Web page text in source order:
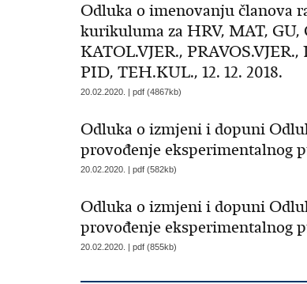
Odluka o imenovanju članova
kurikuluma za HRV, MAT,
KATOL.VJER.,
PID, TEH.KUL., 12. 12. 2018.
20.02.2020. | pdf (4867kb)
Odluka o izmjeni i dopuni
provođenje eksperimentalnog
20.02.2020. | pdf (582kb)
Odluka o izmjeni i dopuni
provođenje eksperimentalnog
20.02.2020. | pdf (855kb)